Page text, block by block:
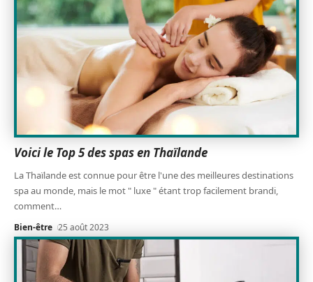
Voici le Top 5 des spas en Thaïlande
La Thaïlande est connue pour être l'une des meilleures destinations
spa au monde, mais le mot " luxe " étant trop facilement brandi,
comment…
Bien-être 25 août 2023